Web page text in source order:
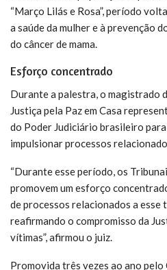
“Março Lilás e Rosa”, período
a saúde da mulher e à prevenção
do câncer de mama.
Esforço concentrado
Durante a palestra, o magistrado
Justiça pela Paz em Casa
do Poder Judiciário brasileiro
impulsionar processos
“Durante esse período, os
promovem um esforço
de processos relacionados a esse
reafirmando o compromisso da
vítimas”, afirmou o juiz.
Promovida três vezes ao ano pelo